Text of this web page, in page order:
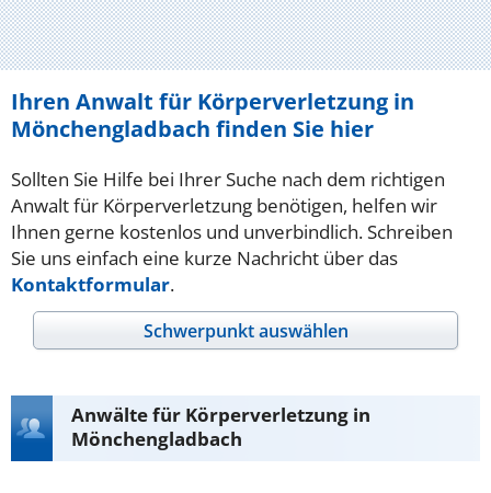
Ihren Anwalt für Körperverletzung in
Mönchengladbach finden Sie hier
Sollten Sie Hilfe bei Ihrer Suche nach dem richtigen
Anwalt für Körperverletzung benötigen, helfen wir
Ihnen gerne kostenlos und unverbindlich. Schreiben
Sie uns einfach eine kurze Nachricht über das
Kontaktformular.
Schwerpunkt auswählen
Anwälte für Körperverletzung in
Mönchengladbach